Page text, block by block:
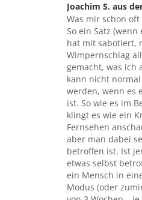
Joachim S. aus
sagte:
Was mir schon
So ein Satz
hat mit sabotiert,
Wimpernschlag
gemacht, was ich
kann nicht
werden, wenn es
ist. So wie es im
klingt es wie ein
Fernsehen
aber man dabei
betroffen ist. Ist
etwas selbst
ein Mensch in
Modus (oder